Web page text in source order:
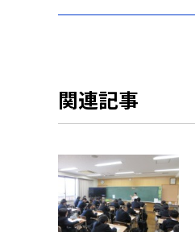
関連記事